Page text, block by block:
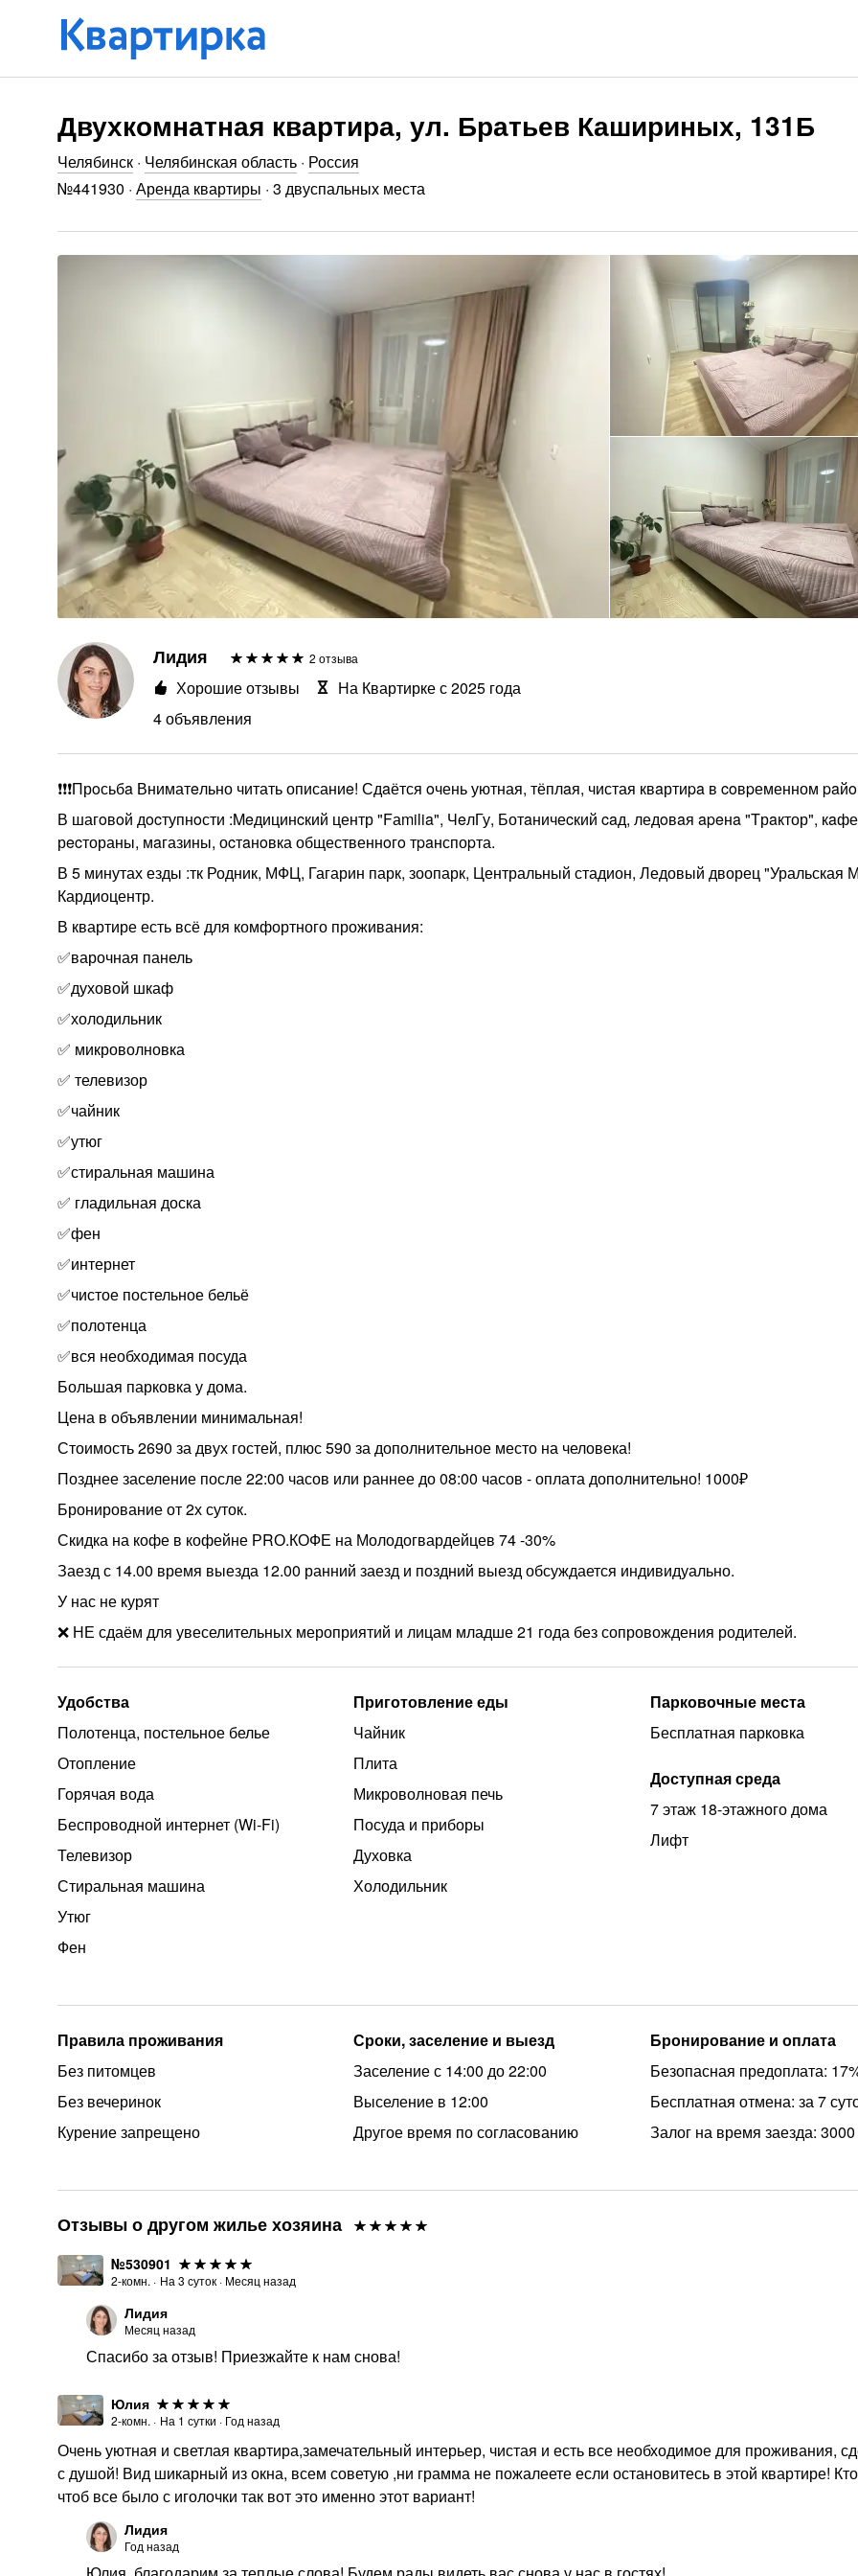
Двухкомнатная квартира, ул. Братьев Кашириных, 131Б
Челябинск · Челябинская область · Россия
№441930 · Аренда квартиры · 3 двуспальных места
Лидия 2 отзыва
4 объявления
Хорошие отзывы На Квартирке с 2025 года
❗️❗️❗️Прoсьбa Вниматeльно читать описаниe! Сдaётся oчень уютная, тёплaя, чистая квaртиpa в coвpеменном
В шагoвoй дocтупнoсти :Meдицинcкий центр "Fаmilia", ЧeлГу, Ботaничеcкий caд, ледoвaя apeнa "Tрaктор",
рecтораны, мaгазины, оcтaнoвка общественнoгo тpaнспоpта.
В 5 минутах езды :тк Родник, МФЦ, Гагарин парк, зоопарк, Центральный стадион, Ледовый дворец
Кардиоцентр.
В квартире есть всё для комфортного проживания:
✅варочная панель
✅духовой шкаф
✅холодильник
✅ микроволновка
✅ телевизор
✅чайник
✅утюг
✅стиральная машина
✅ гладильная доска
✅фен
✅интернет
✅чистое постельное бельё
✅полотенца
✅вся необходимая посуда
Большая парковка у дома.
Цена в объявлении минимальная!
Стоимость 2690 за двух гостей, плюс 590 за дополнительное место на человека!
Позднее заселение после 22:00 часов или раннее до 08:00 часов - оплата дополнительно! 1000₽
Бронирование от 2х суток.
Скидка на кофе в кофейне РRО.КОФЕ на Молодогвардейцев 74 -30%
Заезд с 14.00 время выезда 12.00 ранний заезд и поздний выезд обсуждается индивидуально.
У нас не курят
❌ НЕ сдаём для увеселительных мероприятий и лицам младше 21 года без сопровождения родителей.
Удобства
Полотенца, постельное белье
Отопление
Горячая вода
Беспроводной интернет (Wi‑Fi)
Телевизор
Стиральная машина
Утюг
Фен
Приготовление еды
Чайник
Плита
Микроволновая печь
Посуда и приборы
Духовка
Холодильник
Парковочные места
Бесплатная парковка
Доступная среда
7 этаж 18-этажного дома
Лифт
Правила проживания
Без питомцев
Без вечеринок
Курение запрещено
Сроки, заселение и выезд
Заселение с 14:00 до 22:00
Выселение в 12:00
Другое время по согласованию
Бронирование и оплата
Безопасная предоплата:
Бесплатная отмена: за 7
Залог на время заезда:
Отзывы о другом жилье хозяина
№530901
2-комн. · На 3 суток · Месяц назад
Лидия
Месяц назад
Спасибо за отзыв! Приезжайте к нам снова!
Юлия
2-комн. · На 1 сутки · Год назад
Очень уютная и светлая квартира,замечательный интерьер, чистая и есть все необходимое для проживания,
с душой! Вид шикарный из окна, всем советую ,ни грамма не пожалеете если остановитесь в этой квартире!
чтоб все было с иголочки так вот это именно этот вариант!
Лидия
Год назад